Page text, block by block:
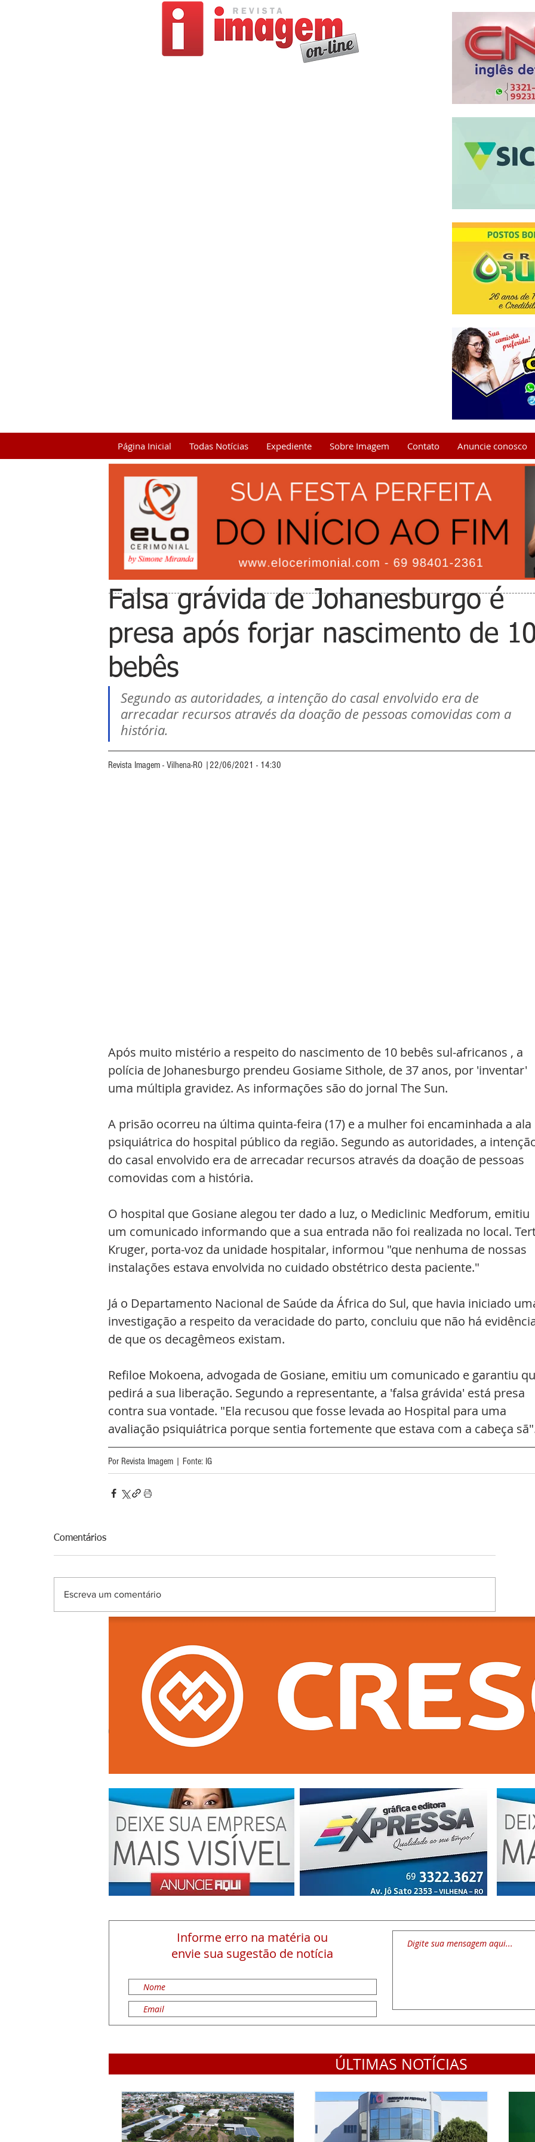
Página Inicial Todas Notícias Expediente Sobre Imagem Contato Anuncie conosco
Falsa grávida de Johanesburgo é
presa após forjar nascimento de
bebês
Segundo as autoridades, a intenção do casal envolvido era de
arrecadar recursos através da doação de pessoas comovidas com a
história.
Revista Imagem - Vilhena-RO |22/06/2021 - 14:30
Após muito mistério a respeito do nascimento de 10 bebês sul-africanos , a
polícia de Johanesburgo prendeu Gosiame Sithole, de 37 anos, por 'inventar'
uma múltipla gravidez. As informações são do jornal The Sun.
A prisão ocorreu na última quinta-feira (17) e a mulher foi encaminhada a ala
psiquiátrica do hospital público da região. Segundo as autoridades, a
do casal envolvido era de arrecadar recursos através da doação de pessoas
comovidas com a história.
O hospital que Gosiane alegou ter dado a luz, o Mediclinic Medforum, emitiu
um comunicado informando que a sua entrada não foi realizada no local.
Kruger, porta-voz da unidade hospitalar, informou "que nenhuma de nossas
instalações estava envolvida no cuidado obstétrico desta paciente."
Já o Departamento Nacional de Saúde da África do Sul, que havia iniciado
investigação a respeito da veracidade do parto, concluiu que não há
de que os decagêmeos existam.
Refiloe Mokoena, advogada de Gosiane, emitiu um comunicado e garantiu
pedirá a sua liberação. Segundo a representante, a 'falsa grávida' está presa
contra sua vontade. "Ela recusou que fosse levada ao Hospital para uma
avaliação psiquiátrica porque sentia fortemente que estava com a cabeça
Por Revista Imagem | Fonte: IG
Comentários
Escreva um comentário
Informe erro na matéria ou
envie sua sugestão de notícia
ÚLTIMAS NOTÍCIAS